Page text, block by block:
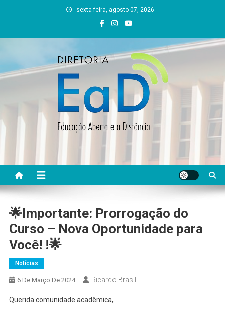
sexta-feira, agosto 07, 2026
DEAD UFVJM
🌟Importante: Prorrogação do
Curso – Nova Oportunidade para
Você! !🌟
Notícias
6 De Março De 2024 Ricardo Brasil
Querida comunidade acadêmica,